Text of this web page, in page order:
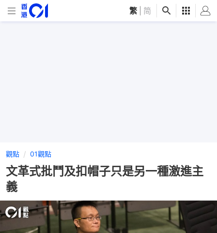
繁 简
觀點 01觀點
文革式批鬥及扣帽子只是另一種激進主
義